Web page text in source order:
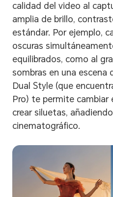
calidad del video al
amplia de brillo,
estándar. Por ejemplo,
oscuras
equilibrados, como al
sombras en una escena
Dual Style (que
Pro) te permite cambiar
crear siluetas,
cinematográfico.